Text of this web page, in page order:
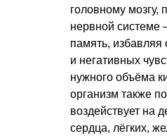
головному мозгу,
нервной системе
память, избавляя
и негативных
нужного объёма
организм также
воздействует на
сердца, лёгких,